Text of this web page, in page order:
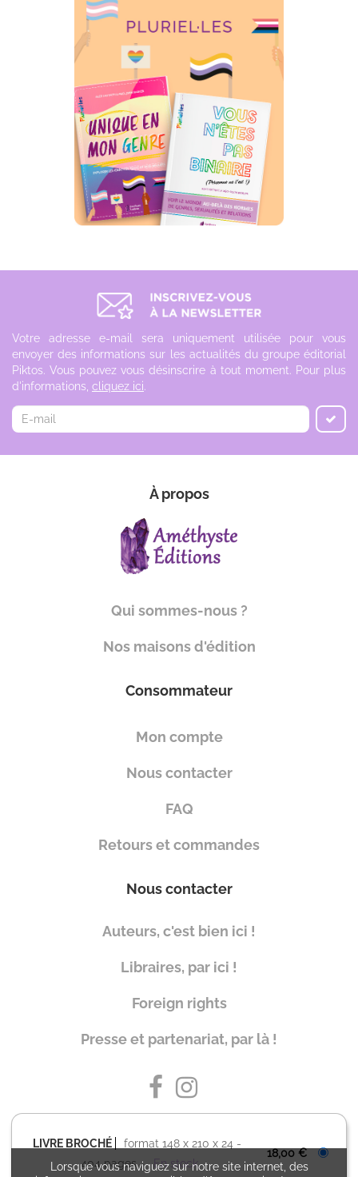
Lorsque vous naviguez sur notre site internet, des
LIVRE BROCHÉ
format 148 x 210 x 24
404 pages
En stock
18,00 €
Votre adresse e-mail sera uniquement utilisée pour vous
envoyer des informations sur les actualités du groupe éditorial
Piktos. Vous pouvez vous désinscrire à tout moment. Pour plus
d'informations, cliquez ici.
À propos
Qui sommes-nous ?
Nos maisons d'édition
Consommateur
Mon compte
Nous contacter
FAQ
Retours et commandes
Nous contacter
Auteurs, c'est bien ici !
Libraires, par ici !
Foreign rights
Presse et partenariat, par là !